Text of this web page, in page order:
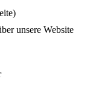
unsere Website